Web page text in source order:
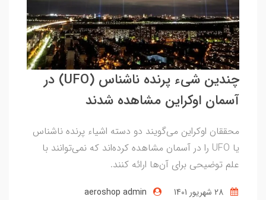
چندین شیء پرنده ناشناس (UFO) در
آسمان اوکراین مشاهده شدند
محققان اوکراین می‌گویند دو دسته اشیاء پرنده ناشناس
یا UFO را در آسمان مشاهده کرده‌اند که نمی‌توانند با
علم توضیحی برای آن‌ها ارائه کنند.
aeroshop admin